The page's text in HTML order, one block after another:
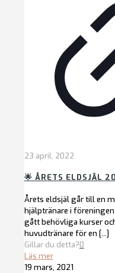
23 april, 2022
🌟 ÅRETS ELDSJÄL
Årets eldsjäl går till en
hjälptränare i
gått behövliga kurser
huvudtränare för en […]
Gillar du detta?0
Läs mer
19 mars, 2021